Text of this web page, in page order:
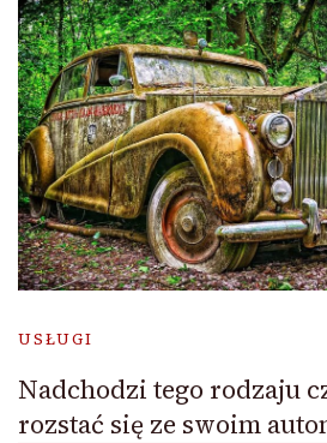
USŁUGI
Nadchodzi tego rodzaju
rozstać się ze swoim